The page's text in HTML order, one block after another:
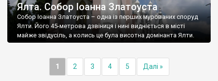
Ялта. Собор Іоанна Златоуста
Собор Іоанна Златоуста – одна із перших мурованих споруд
Ялти. Його 45-метрова дзвіниця і нині видніється в місті
майже звідусіль, а колись це була висотна домінанта Ялти.
1 2 3 4 5 Далі »